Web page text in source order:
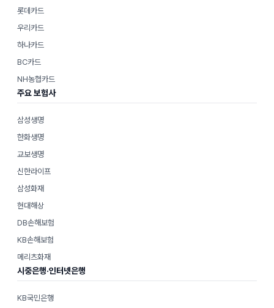
롯데카드
우리카드
하나카드
BC카드
NH농협카드
주요 보험사
삼성생명
한화생명
교보생명
신한라이프
삼성화재
현대해상
DB손해보험
KB손해보험
메리츠화재
시중은행·인터넷은행
KB국민은행